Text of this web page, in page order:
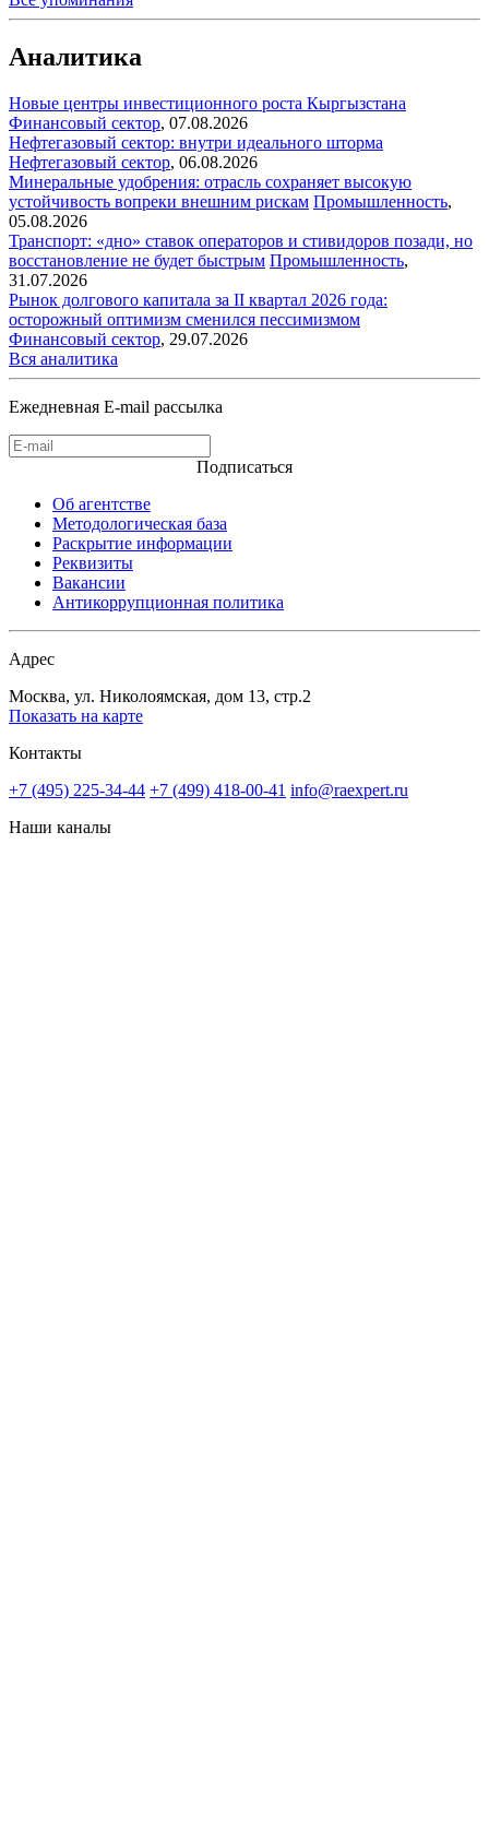
Аналитика
Новые центры инвестиционного роста Кыргызстана
Финансовый сектор, 07.08.2026
Нефтегазовый сектор: внутри идеального шторма
Нефтегазовый сектор, 06.08.2026
Минеральные удобрения: отрасль сохраняет высокую
устойчивость вопреки внешним рискам Промышленность,
05.08.2026
Транспорт: «дно» ставок операторов и стивидоров позади, но
восстановление не будет быстрым Промышленность,
31.07.2026
Рынок долгового капитала за II квартал 2026 года:
осторожный оптимизм сменился пессимизмом
Финансовый сектор, 29.07.2026
Вся аналитика
Ежедневная E-mail рассылка
Подписаться
Об агентстве
Методологическая база
Раскрытие информации
Реквизиты
Вакансии
Антикоррупционная политика
Адрес
Москва, ул. Николоямская, дом 13, стр.2
Показать на карте
Контакты
+7 (495) 225-34-44 +7 (499) 418-00-41 info@raexpert.ru
Наши каналы